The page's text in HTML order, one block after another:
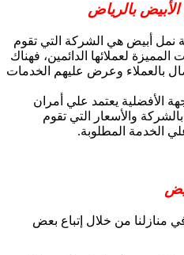
بالرياض
أبيض هي الشركة التي تقوم
لعملائها الدائمين، فهناك
بالعملاء وعرض عليهم الخدمات
الأفضلية يعتمد علي أمران
والأسعار التي تقوم
الخدمة المطلوبة.
منازلنا من خلال إتباع بعض